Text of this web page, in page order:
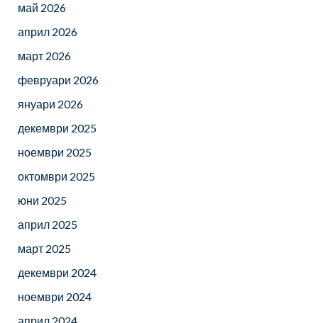
май 2026
април 2026
март 2026
февруари 2026
януари 2026
декември 2025
ноември 2025
октомври 2025
юни 2025
април 2025
март 2025
декември 2024
ноември 2024